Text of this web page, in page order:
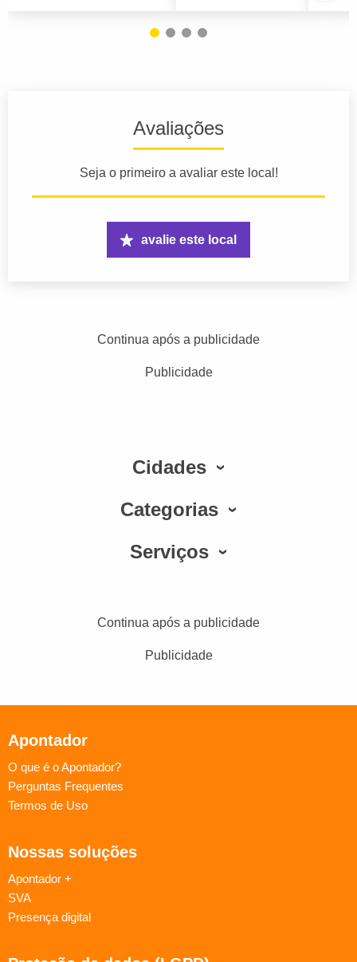
Avaliações
Seja o primeiro a avaliar este local!
avalie este local
Continua após a publicidade
Publicidade
Cidades
Categorias
Serviços
Continua após a publicidade
Publicidade
Apontador
O que é o Apontador?
Perguntas Frequentes
Termos de Uso
Nossas soluções
Apontador +
SVA
Presença digital